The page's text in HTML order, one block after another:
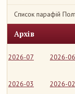
Список парафій
Архів
2026-07 2026-06
2026-03 2026-02